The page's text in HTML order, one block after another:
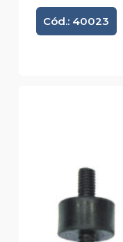
Cód.: 40023